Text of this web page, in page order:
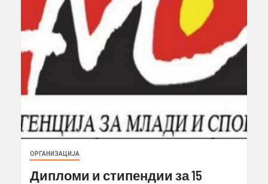
ОРГАНИЗАЦИЈА
Дипломи и стипендии за 15